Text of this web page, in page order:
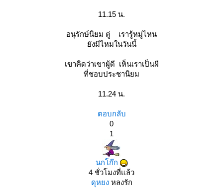
11.15 น.
อนุรักษ์นิยม ตู่ เรารู้หมู่ไหน
ังมีไหมในวันนี้
เขาคิดว่าเขาผู้ดี เห็นเราเป็นผี
ที่ชอบประชานิยม
11.24 น.
ตอบกลับ
0
1
นกโก๊ก
4 ชั่วโมงที่แล้ว
ดุหยงหลงรัก